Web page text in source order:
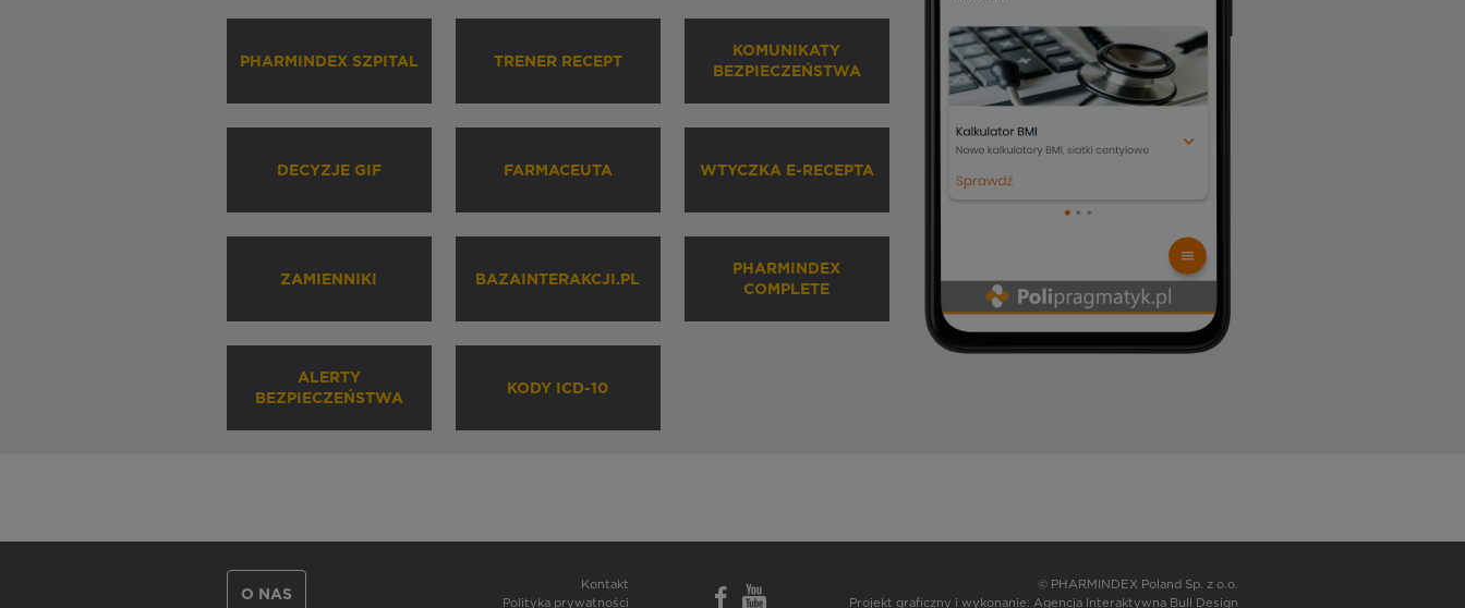
PHARMINDEX SZPITAL TRENER RECEPT
KOMUNIKATY
BEZPIECZEŃSTWA
DECYZJE GIF FARMACEUTA WTYCZKA E-RECEPTA
ZAMIENNIKI BAZAINTERAKCJI.PL
PHARMINDEX
COMPLETE
ALERTY
BEZPIECZEŃSTWA
KODY ICD-10
O NAS
Kontakt
Polityka prywatności
© PHARMINDEX Poland Sp. z o.o.
Projekt graficzny i wykonanie: Agencja Interaktywna Bull Design